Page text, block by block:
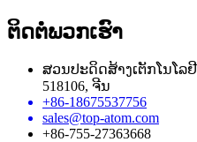
ຕິດ​ຕໍ່​ພວກ​ເຮົາ
ສວນປະດິດສ້າງເຕັກໂນໂລຢີ
518106, ຈີນ
+86-18675537756
sales@top-atom.com
+86-755-27363668